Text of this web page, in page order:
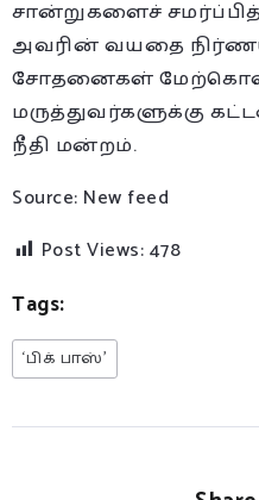
சான்றுகளைச்
அவரின் வயதை
சோதனைகள்
மருத்துவர்களுக்கு
நீதி மன்றம்.
Source: New feed
Post Views:478
Tags:
‘பிக் பாஸ்’